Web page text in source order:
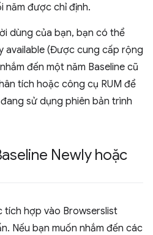
năm được chỉ định.
dùng của bạn, bạn có thể
available (Được cung cấp rộng
đến một năm Baseline cũ
tích hoặc công cụ RUM để
sử dụng phiên bản trình
Newly hoặc
tích hợp vào Browserslist
Nếu bạn muốn nhắm đến các